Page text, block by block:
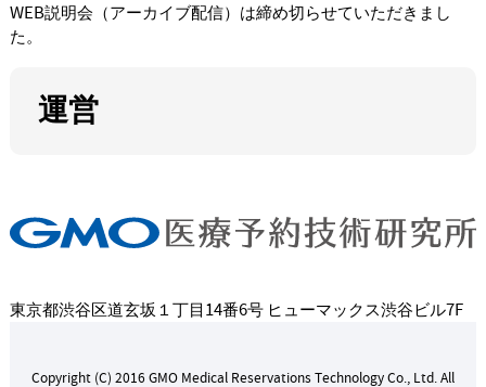
WEB説明会（アーカイブ配信）は締め切らせていただきまし
た。
運営
東京都渋谷区道玄坂１丁目14番6号 ヒューマックス渋谷ビル7F
Copyright (C) 2016 GMO Medical Reservations Technology Co., Ltd. All